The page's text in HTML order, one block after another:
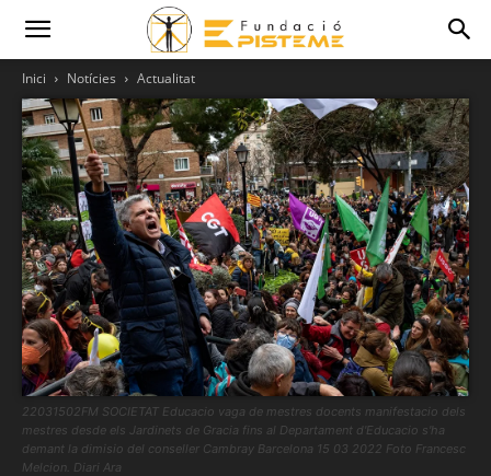
Inici Notícies Actualitat
22031502FM SOCIETAT Educacio vaga de mestres docents manifestacio dels
mestres desde els Jardinets de Gracia fins al Departament d'Educacio s'ha
demant la dimisio del conseller Cambray Barcelona 15 03 2022 Foto Francesc
Melcion. Diari Ara